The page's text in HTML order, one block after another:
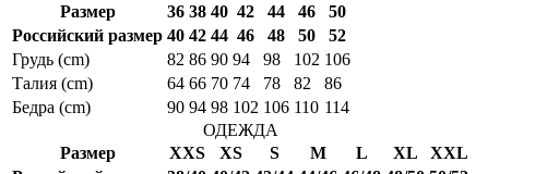
Размер
36 38 40 42 44 46
50
Российский размер 40 42 44 46 48 50
52
Грудь (cm)
82 86 90 94 98 102 106
Талия (cm)
64 66 70 74 78 82
86
Бедра (cm)
90 94 98 102 106 110 114
ОДЕЖДА
Размер
XXS XS S M L XL
XXL